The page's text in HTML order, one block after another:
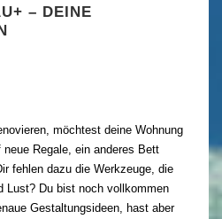
– DEINE
möchtest deine Wohnung
Regale, ein anderes Bett
fehlen dazu die Werkzeuge, die
Lust? Du bist noch vollkommen
Gestaltungsideen, hast aber